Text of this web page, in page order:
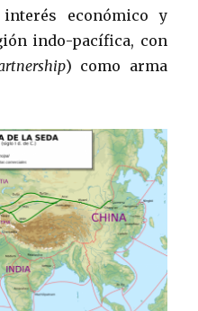
económico y
indo-pacífica, con
) como arma